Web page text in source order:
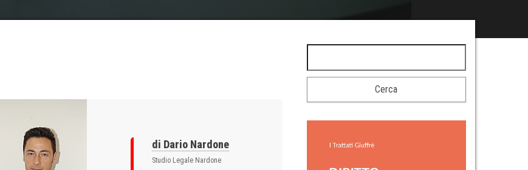
di Dario Nardone
Studio Legale Nardone